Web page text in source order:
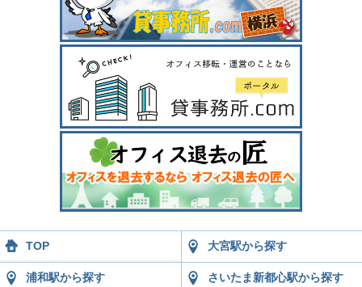
TOP 大宮駅から探す
浦和駅から探す さいたま新都心駅から探す